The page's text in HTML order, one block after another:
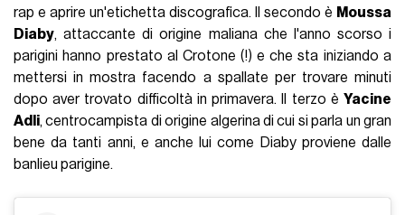
rap e aprire un'etichetta discografica. Il secondo è Moussa
Diaby, attaccante di origine maliana che l'anno scorso i
parigini hanno prestato al Crotone (!) e che sta iniziando a
mettersi in mostra facendo a spallate per trovare minuti
dopo aver trovato difficoltà in primavera. Il terzo è Yacine
Adli, centrocampista di origine algerina di cui si parla un gran
bene da tanti anni, e anche lui come Diaby proviene dalle
banlieu parigine.